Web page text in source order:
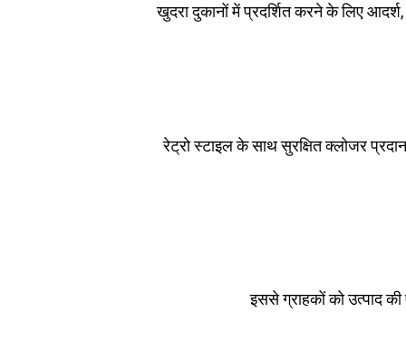
खुदरा दुकानों में प्रदर्शित करने के लिए
रेट्रो स्टाइल के साथ सुरक्षित क्लोजर
इससे ग्राहकों को उत्पाद